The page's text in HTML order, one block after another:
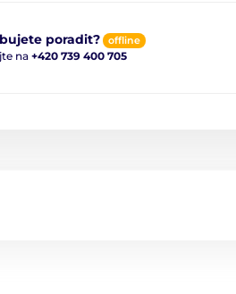
poradit? offline
na +420 739 400 705